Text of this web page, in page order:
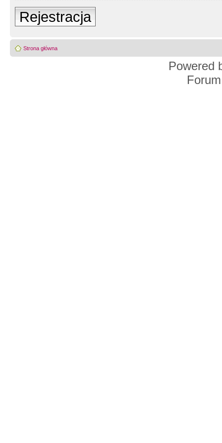
Rejestracja
Strona główna
Powered